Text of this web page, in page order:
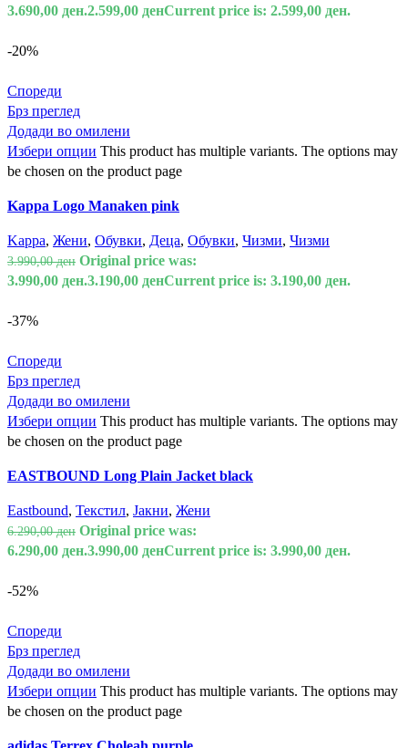
3.690,00 ден.2.599,00 денCurrent price is: 2.599,00 ден.
-20%
Спореди
Брз преглед
Додади во омилени
Избери опции This product has multiple variants. The options may
be chosen on the product page
Kappa Logo Manaken pink
Kappa, Жени, Обувки, Деца, Обувки, Чизми, Чизми
3.990,00ден Original price was:
3.990,00 ден.3.190,00 денCurrent price is: 3.190,00 ден.
-37%
Спореди
Брз преглед
Додади во омилени
Избери опции This product has multiple variants. The options may
be chosen on the product page
EASTBOUND Long Plain Jacket black
Eastbound, Текстил, Јакни, Жени
6.290,00ден Original price was:
6.290,00 ден.3.990,00 денCurrent price is: 3.990,00 ден.
-52%
Спореди
Брз преглед
Додади во омилени
Избери опции This product has multiple variants. The options may
be chosen on the product page